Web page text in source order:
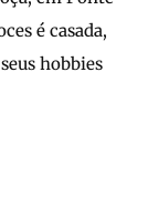
é casada,
hobbies